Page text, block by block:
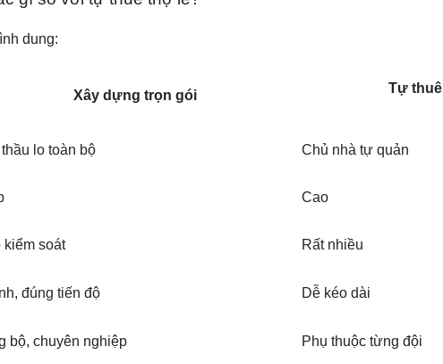
dung:
Xây dựng trọn gói Tự
lo toàn bộ Chủ nhà tự quản
Cao
kiểm soát Rất nhiều
đúng tiến độ Dễ kéo dài
bộ, chuyên nghiệp Phụ thuộc từng đội